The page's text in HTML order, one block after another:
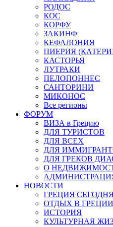
РОДОС
КОС
КОРФУ
ЗАКИНФ
КЕФАЛОНИЯ
ПИЕРИЯ
КАСТОРЬЯ
ЛУТРАКИ
ПЕЛОПОННЕС
САНТОРИНИ
МИКОНОС
Все регионы
ФОРУМ
ВИЗА в Грецию
ДЛЯ ТУРИСТОВ
ДЛЯ ВСЕХ
ДЛЯ
ДЛЯ ГРЕКОВ
О
НОВОСТИ
ГРЕЦИЯ
ОТДЫХ В ГРЕЦИИ
ИСТОРИЯ
КУЛЬТУРНАЯ